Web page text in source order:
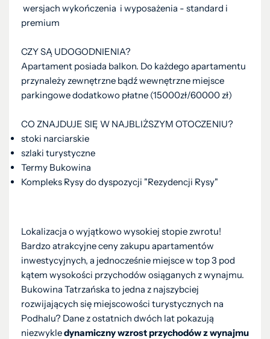
wersjach wykończenia i wyposażenia - standard i
premium
CZY SĄ UDOGODNIENIA?
Apartament posiada balkon. Do każdego apartamentu
przynależy zewnętrzne bądź wewnętrzne miejsce
parkingowe dodatkowo płatne (15000zł/60000 zł)
CO ZNAJDUJE SIĘ W NAJBLIŻSZYM OTOCZENIU?
stoki narciarskie
szlaki turystyczne
Termy Bukowina
Kompleks Rysy do dyspozycji "Rezydencji Rysy"
Lokalizacja o wyjątkowo wysokiej stopie zwrotu!
Bardzo atrakcyjne ceny zakupu apartamentów
inwestycyjnych, a jednocześnie miejsce w top 3 pod
kątem wysokości przychodów osiąganych z wynajmu.
Bukowina Tatrzańska to jedna z najszybciej
rozwijających się miejscowości turystycznych na
Podhalu? Dane z ostatnich dwóch lat pokazują
niezwykledynamiczny wzrost przychodów z wynajmu